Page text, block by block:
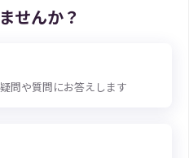
せんか？
問や質問にお答えします